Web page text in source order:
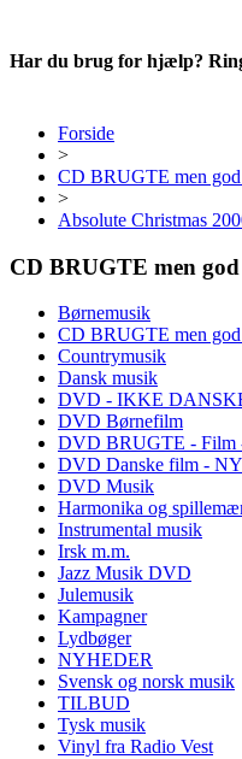
Har du brug for hjælp?
Forside
>
CD BRUGTE men
>
Absolute Christmas
CD BRUGTE men
Børnemusik
CD BRUGTE men
Countrymusik
Dansk musik
DVD - IKKE
DVD Børnefilm
DVD BRUGTE - Film
DVD Danske film -
DVD Musik
Harmonika og
Instrumental musik
Irsk m.m.
Jazz Musik DVD
Julemusik
Kampagner
Lydbøger
NYHEDER
Svensk og norsk musik
TILBUD
Tysk musik
Vinyl fra Radio Vest